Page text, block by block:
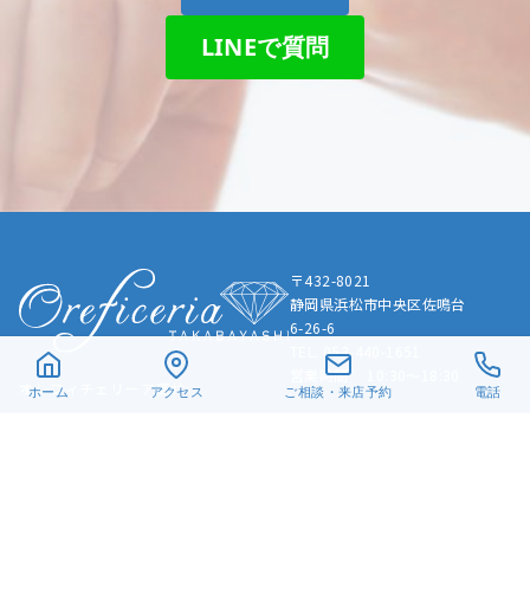
LINEで質問
オレフィチェリーア高林
〒432-8021
静岡県浜松市中央区佐鳴台
6-26-6
TEL. 053-440-1651
営業時間 10:30～18:30
ホーム アクセス ご相談・来店予約 電話